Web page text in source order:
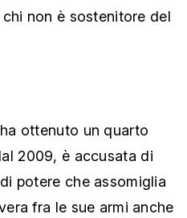
non è sostenitore del
ottenuto un quarto
2009, è accusata di
potere che assomiglia
fra le sue armi anche